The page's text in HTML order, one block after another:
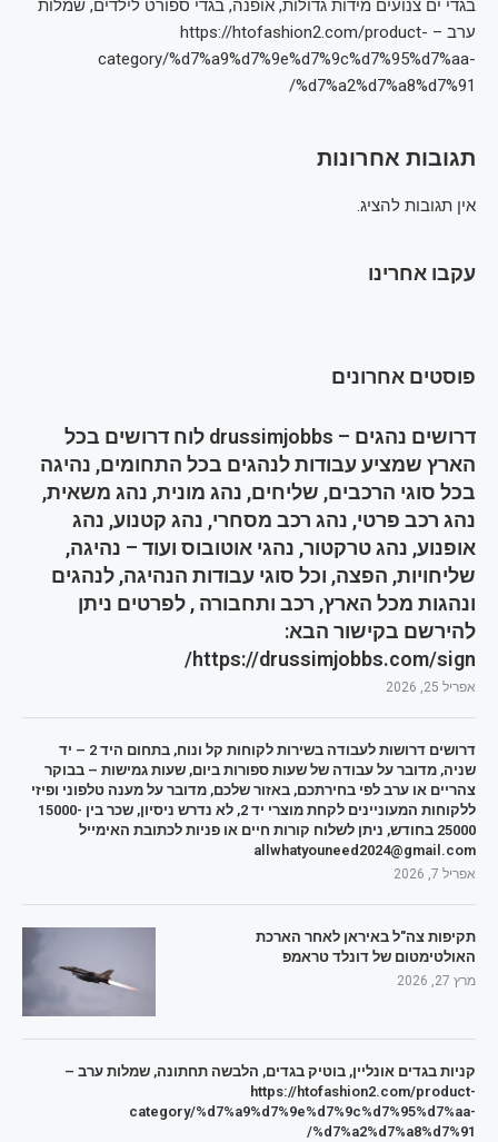
בגדי ים צנועים מידות גדולות, אופנה, בגדי ספורט לילדים, שמלות
ערב – https://htofashion2.com/product-
category/%d7%a9%d7%9e%d7%9c%d7%95%d7%aa-
%d7%a2%d7%a8%d7%91/
תגובות אחרונות
אין תגובות להציג.
עקבו אחרינו
פוסטים אחרונים
דרושים נהגים – drussimjobbs לוח דרושים בכל
הארץ שמציע עבודות לנהגים בכל התחומים, נהיגה
בכל סוגי הרכבים, שליחים, נהג מונית, נהג משאית,
נהג רכב פרטי, נהג רכב מסחרי, נהג קטנוע, נהג
אופנוע, נהג טרקטור, נהגי אוטובוס ועוד – נהיגה,
שליחויות, הפצה, וכל סוגי עבודות הנהיגה, לנהגים
ונהגות מכל הארץ, רכב ותחבורה , לפרטים ניתן
להירשם בקישור הבא:
https://drussimjobbs.com/sign/
אפריל 25, 2026
דרושים דרושות לעבודה בשירות לקוחות קל ונוח, בתחום היד 2 – יד
שניה, מדובר על עבודה של שעות ספורות ביום, שעות גמישות – בבוקר
צהריים או ערב לפי בחירתכם, באזור שלכם, מדובר על מענה טלפוני ופיזי
ללקוחות המעוניינים לקחת מוצרי יד 2, לא נדרש ניסיון, שכר בין 15000-
25000 בחודש, ניתן לשלוח קורות חיים או פניות לכתובת האימייל
allwhatyouneed2024@gmail.com
אפריל 7, 2026
תקיפות צה"ל באיראן לאחר הארכת
האולטימטום של דונלד טראמפ
מרץ 27, 2026
קניות בגדים אונליין, בוטיק בגדים, הלבשה תחתונה, שמלות ערב –
https://htofashion2.com/product-
category/%d7%a9%d7%9e%d7%9c%d7%95%d7%aa-
%d7%a2%d7%a8%d7%91/